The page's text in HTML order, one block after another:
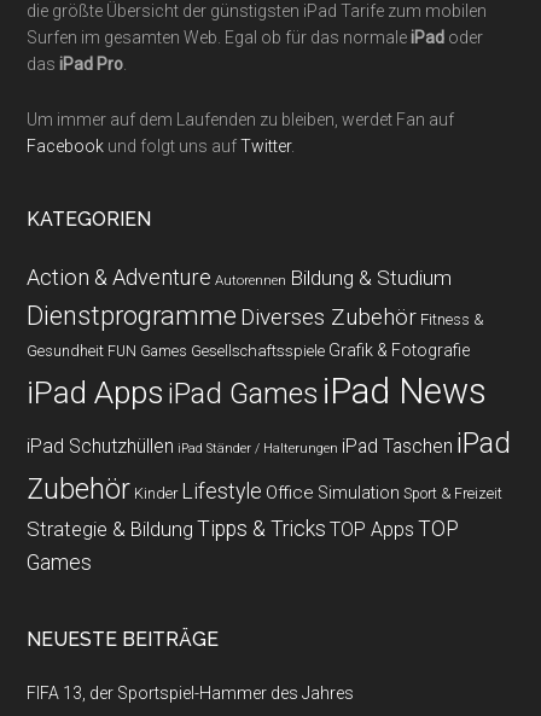
die größte Übersicht der günstigsten iPad Tarife zum mobilen
Surfen im gesamten Web. Egal ob für das normaleiPad oder
dasiPad Pro
Um immer auf dem Laufenden zu bleiben, werdet Fan auf
Facebook und folgt uns aufTwitter.
KATEGORIEN
Action & Adventure Autorennen Bildung & Studium
Dienstprogramme Diverses Zubehör Fitness &
Gesundheit FUN Games Gesellschaftsspiele Grafik & Fotografie
iPad Apps iPad Games iPad News
iPad Schutzhüllen iPad Ständer / Halterungen iPad Taschen iPad
Zubehör Kinder Lifestyle Office Simulation Sport & Freizeit
Strategie & Bildung Tipps & Tricks TOP Apps TOP
Games
NEUESTE BEITRÄGE
FIFA 13, der Sportspiel-Hammer des Jahres